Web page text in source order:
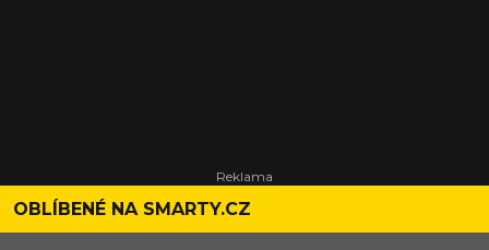
OBLÍBENÉ NA SMARTY.CZ